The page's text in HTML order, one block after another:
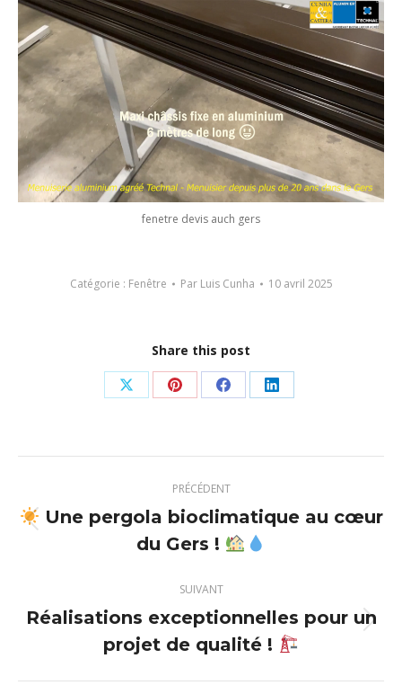
fenetre devis auch gers
Catégorie : Fenêtre Par Luis Cunha 10 avril 2025
Share this post
Partager
X
Partager
Pinterest
Partager
Facebook
Partager
LinkedIn
article
PRÉCÉDENT
précédent
Une pergola bioclimatique au cœur
du Gers !
SUIVANT
suivant
:
Réalisations exceptionnelles pour un
projet de qualité !